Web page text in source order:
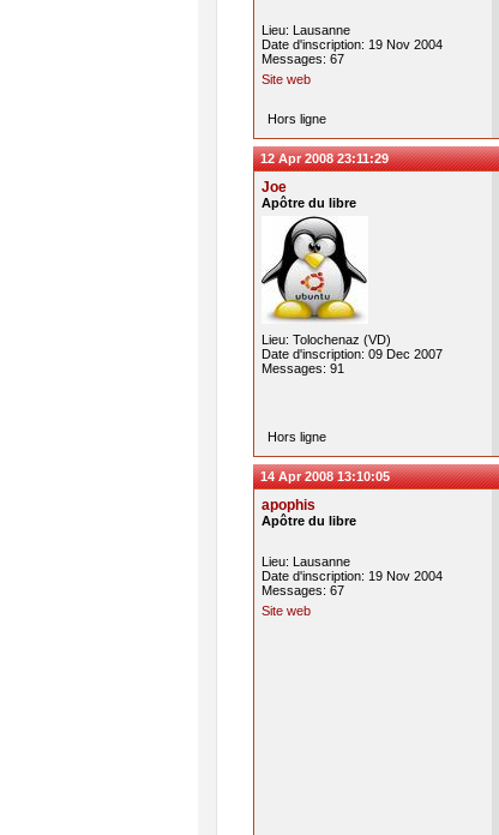
Lieu: Lausanne
Date d'inscription: 19 Nov 2004
Messages: 67
Site web
Hors ligne
12 Apr 2008 23:11:29
Joe
Apôtre du libre
Lieu: Tolochenaz (VD)
Date d'inscription: 09 Dec 2007
Messages: 91
Hors ligne
14 Apr 2008 13:10:05
apophis
Apôtre du libre
Lieu: Lausanne
Date d'inscription: 19 Nov 2004
Messages: 67
Site web